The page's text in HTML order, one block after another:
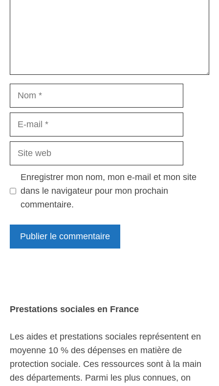
Nom
Site
Enregistrer mon nom, mon e-mail et mon site
dans le navigateur pour mon prochain
commentaire.
Prestations sociales en France
Les aides et prestations sociales représentent en
moyenne 10 % des dépenses en matière de
protection sociale. Ces ressources sont à la main
des départements. Parmi les plus connues, on